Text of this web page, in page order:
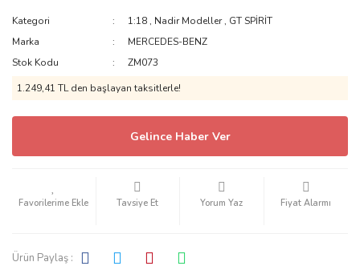
Kategori 1:18 , Nadir Modeller, GT SPİRİT
Marka
MERCEDES-BENZ
Stok Kodu
ZM073
1.249,41 TL den başlayan taksitlerle!
Gelince Haber Ver
Tavsiye Et Yorum Yaz Fiyat Alarmı
Ürün Paylaş :